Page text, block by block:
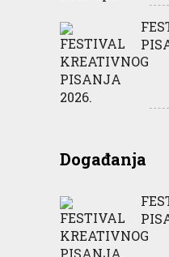
Događanja